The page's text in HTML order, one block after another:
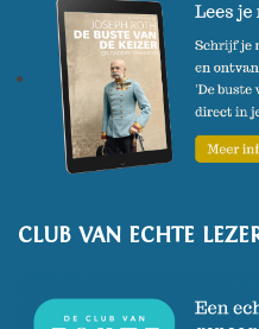
CLUB VAN ECHTE